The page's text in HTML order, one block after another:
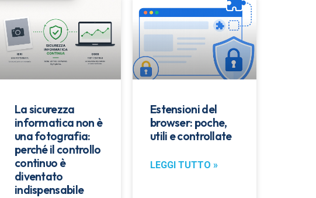
La sicurezza
informatica non è
una fotografia:
perché il controllo
continuo è
diventato
indispensabile
Estensioni del
browser: poche,
utili e controllate
LEGGI TUTTO »